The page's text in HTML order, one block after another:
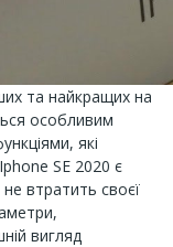
та найкращих на
особливим
які
SE 2020 є
втратить своєї
вигляд